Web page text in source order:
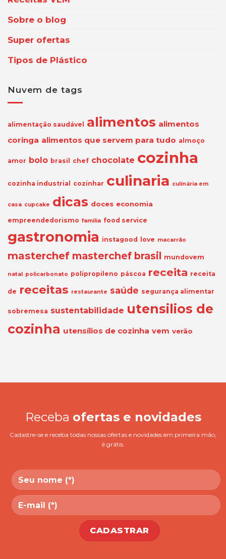
Sobre o blog
Super ofertas
Tipos de Plástico
Nuvem de tags
alimentação saudável alimentos alimentos
coringa alimentos que servem para tudo almoço
amor bolo brasil chef chocolate cozinha
cozinha industrial cozinhar culinaria culinária em
casa cupcake dicas doces economia
empreendedorismo familia food service
gastronomia instagood love macarrão
masterchef masterchef brasil mundovem
natal policarbonato polipropileno páscoa receita receita
de receitas restaurante saúde segurança alimentar
sobremesa sustentabilidade utensilios de
cozinha utensílios de cozinha vem verão
Receba ofertas e novidades
Cadastre-se e receba todas nossas ofertas e novidades em primeira mão,
é grátis.